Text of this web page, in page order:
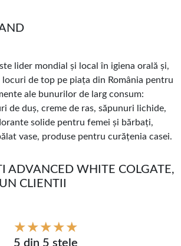
lider mondial și local în igiena orală și,
locuri de top pe piața din România pentru
ale bunurilor de larg consum:
de duș, creme de ras, săpunuri lichide,
solide pentru femei și bărbați,
vase, produse pentru curățenia casei.
ADVANCED WHITE COLGATE,
CLIENTII
5 din 5 stele